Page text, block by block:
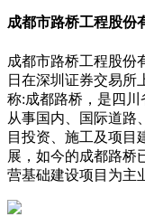
成都市路桥工程股份
成都市路桥工程股份
日在深圳证券交易所
称:成都路桥，是四
从事国内、国际道路
目投资、施工及项目
展，如今的成都路桥
营基础建设项目为主